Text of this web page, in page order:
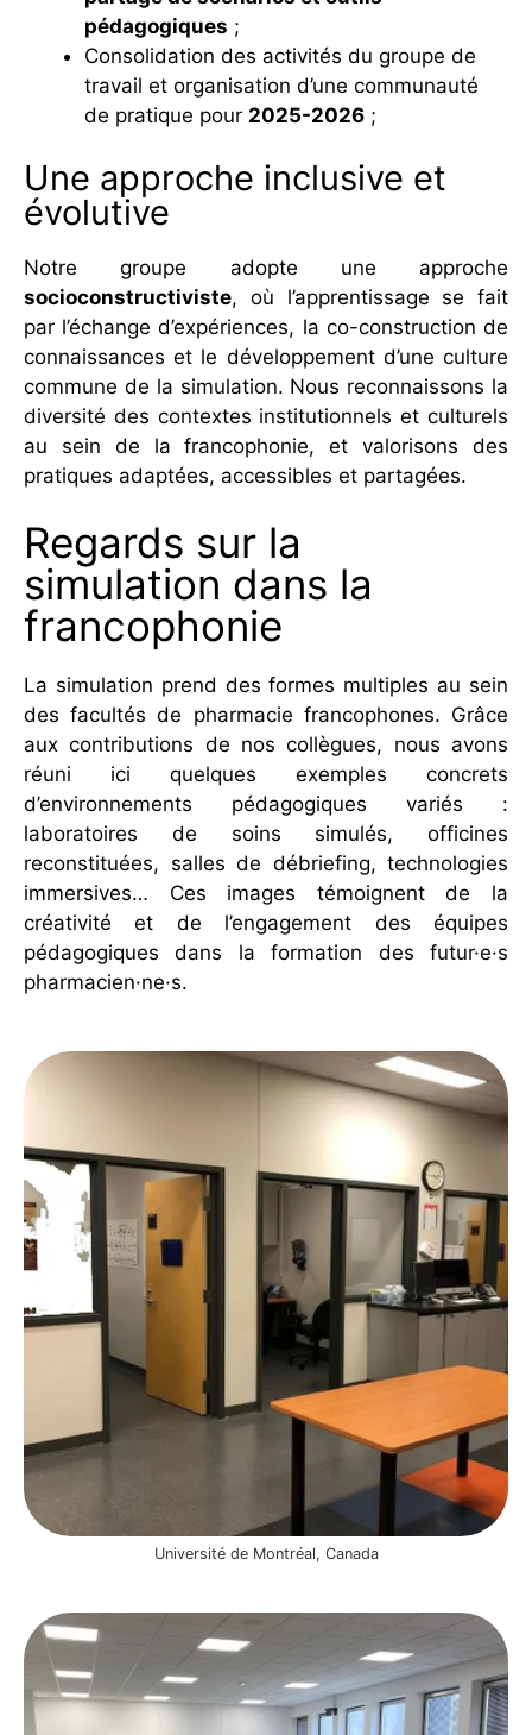
pédagogiques ;
Consolidation des activités du groupe de
travail et organisation d’une communauté
de pratique pour 2025-2026 ;
Une approche inclusive et
évolutive
Notre groupe adopte une approche
socioconstructiviste, où l’apprentissage se fait
par l’échange d’expériences, la co-construction de
connaissances et le développement d’une culture
commune de la simulation. Nous reconnaissons la
diversité des contextes institutionnels et culturels
au sein de la francophonie, et valorisons des
pratiques adaptées, accessibles et partagées.
Regards sur la
simulation dans la
francophonie
La simulation prend des formes multiples au sein
des facultés de pharmacie francophones. Grâce
aux contributions de nos collègues, nous avons
réuni ici quelques exemples concrets
d’environnements pédagogiques variés :
laboratoires de soins simulés, officines
reconstituées, salles de débriefing, technologies
immersives… Ces images témoignent de la
créativité et de l’engagement des équipes
pédagogiques dans la formation des futur·e·s
pharmacien·ne·s.
Université de Montréal, Canada